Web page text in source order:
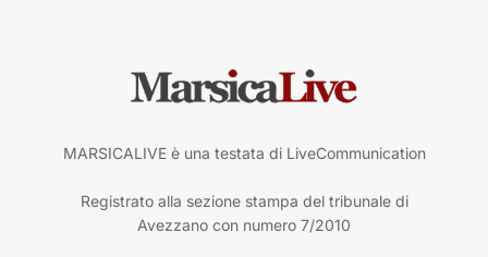
MARSICALIVE è una testata di LiveCommunication
Registrato alla sezione stampa del tribunale di
Avezzano con numero 7/2010